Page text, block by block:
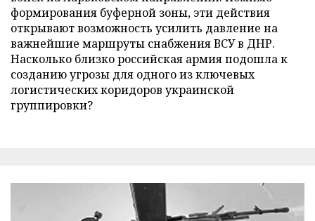
формирования буферной зоны, эти действия
открывают возможность усилить давление на
важнейшие маршруты снабжения ВСУ в ДНР.
Насколько близко российская армия подошла к
созданию угрозы для одного из ключевых
логистических коридоров украинской
группировки?